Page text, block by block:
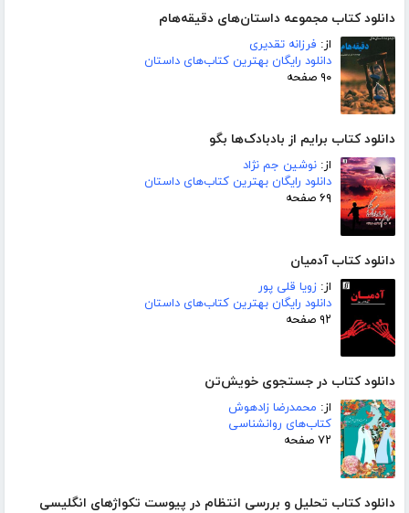
دانلود کتاب مجموعه داستان‌های دقیقه‌هام
از: فرزانه تقدیری
دانلود رایگان بهترین کتاب‌های داستان
۹۰ صفحه
دانلود کتاب برایم از بادبادک‌ها بگو
از: نوشین جم نژاد
دانلود رایگان بهترین کتاب‌های داستان
۶۹ صفحه
دانلود کتاب آدمیان
از: زویا قلی پور
دانلود رایگان بهترین کتاب‌های داستان
۹۲ صفحه
دانلود کتاب در جستجوی خویش‌تن
از: محمدرضا زادهوش
کتاب‌های روانشناسی
۷۲ صفحه
دانلود کتاب تحلیل و بررسی انتظام در پیوست تکواژهای انگلیسی